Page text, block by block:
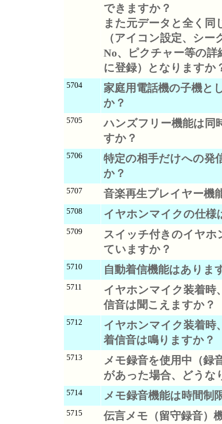
できますか？
また元データと全く同
（アイコン設定、シ
No、ピクチャー等の
に登録）となりますか
5704
家庭用電話機の子機と
か？
5705
ハンズフリー機能は同
すか？
5706
特定の相手だけへの発
か？
5707 音楽再生プレイヤー機
5708 イヤホンマイクの仕様
5709
スイッチ付きのイヤホ
ていますか？
5710 自動着信機能はありま
5711
イヤホンマイク装着時
信音は聞こえますか？
5712
イヤホンマイク装着時
着信音は鳴りますか？
5713
メモ録音を使用中（録
があった場合、どうな
5714 メモ録音機能は時間制
5715
伝言メモ（留守録音）